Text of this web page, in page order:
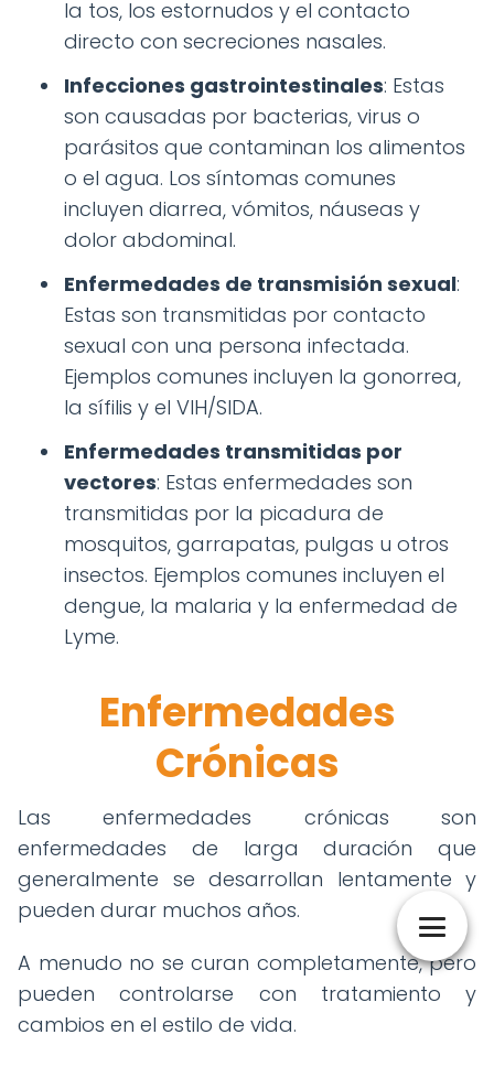
la tos, los estornudos y el contacto
directo con secreciones nasales.
Infecciones gastrointestinales: Estas
son causadas por bacterias, virus o
parásitos que contaminan los alimentos
o el agua. Los síntomas comunes
incluyen diarrea, vómitos, náuseas y
dolor abdominal.
Enfermedades de transmisión sexual:
Estas son transmitidas por contacto
sexual con una persona infectada.
Ejemplos comunes incluyen la gonorrea,
la sífilis y el VIH/SIDA.
Enfermedades transmitidas por
vectores: Estas enfermedades son
transmitidas por la picadura de
mosquitos, garrapatas, pulgas u otros
insectos. Ejemplos comunes incluyen el
dengue, la malaria y la enfermedad de
Lyme.
Enfermedades
Crónicas
Las enfermedades crónicas son
enfermedades de larga duración que
generalmente se desarrollan lentamente y
pueden durar muchos años.
A menudo no se curan completamente, pero
pueden controlarse con tratamiento y
cambios en el estilo de vida.